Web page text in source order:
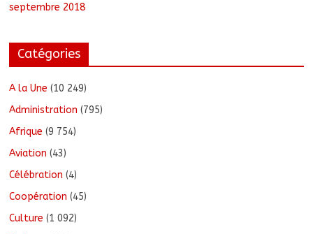
septembre 2018
Catégories
A la Une (10 249)
Administration (795)
Afrique (9 754)
Aviation (43)
Célébration (4)
Coopération (45)
Culture (1 092)